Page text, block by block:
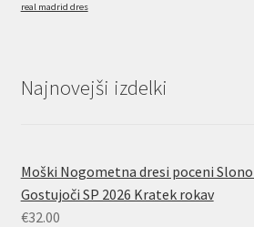
real madrid dres
Najnovejši izdelki
Moški Nogometna dresi poceni
Gostujoči SP 2026 Kratek rokav
€32.00